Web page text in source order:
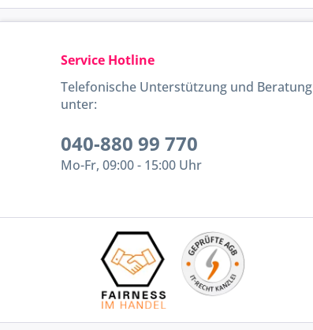
Service Hotline
Telefonische Unterstützung und Beratung
unter:
040-880 99 770
Mo-Fr, 09:00 - 15:00 Uhr